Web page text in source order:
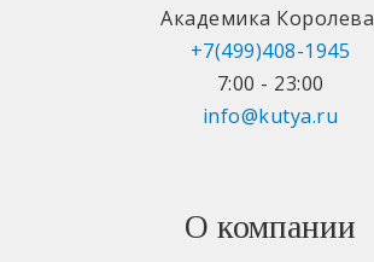
Академика Королева
+7(499)408-1945
7:00 - 23:00
info@kutya.ru
О компании